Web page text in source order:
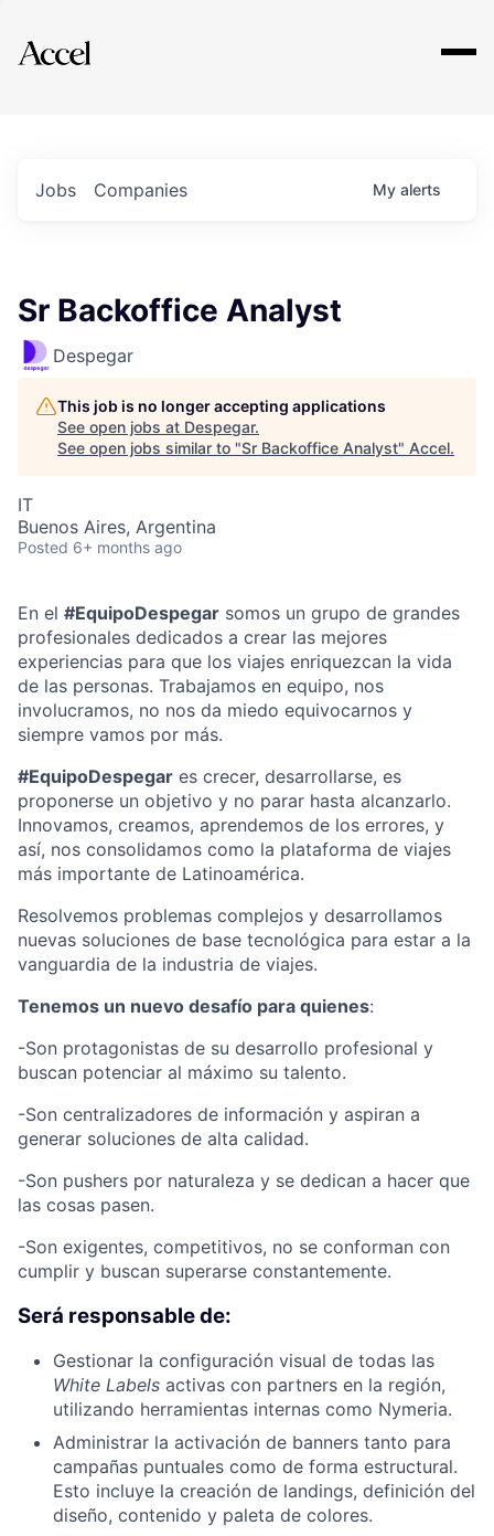
Explore
Jobs Companies My alerts
Sr Backoffice Analyst
Despegar
This job is no longer accepting applications
See open jobs at Despegar.
See open jobs similar to "Sr Backoffice Analyst" Accel.
IT
Buenos Aires, Argentina
Posted 6+ months ago
En el #EquipoDespegar somos un grupo de grandes
profesionales dedicados a crear las mejores
experiencias para que los viajes enriquezcan la vida
de las personas. Trabajamos en equipo, nos
involucramos, no nos da miedo equivocarnos y
siempre vamos por más.
#EquipoDespegar es crecer, desarrollarse, es
proponerse un objetivo y no parar hasta alcanzarlo.
Innovamos, creamos, aprendemos de los errores, y
así, nos consolidamos como la plataforma de viajes
más importante de Latinoamérica.
Resolvemos problemas complejos y desarrollamos
nuevas soluciones de base tecnológica para estar a la
vanguardia de la industria de viajes.
Tenemos un nuevo desafío para quienes:
-Son protagonistas de su desarrollo profesional y
buscan potenciar al máximo su talento.
-Son centralizadores de información y aspiran a
generar soluciones de alta calidad.
-Son pushers por naturaleza y se dedican a hacer que
las cosas pasen.
-Son exigentes, competitivos, no se conforman con
cumplir y buscan superarse constantemente.
Será responsable de:
Gestionar la configuración visual de todas las
White Labels activas con partners en la región,
utilizando herramientas internas como Nymeria.
Administrar la activación de banners tanto para
campañas puntuales como de forma estructural.
Esto incluye la creación de landings, definición del
diseño, contenido y paleta de colores.